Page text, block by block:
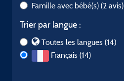
Famille avec bébé(s) (2 avis)
Trier par langue :
Toutes les langues (14)
Français (14)